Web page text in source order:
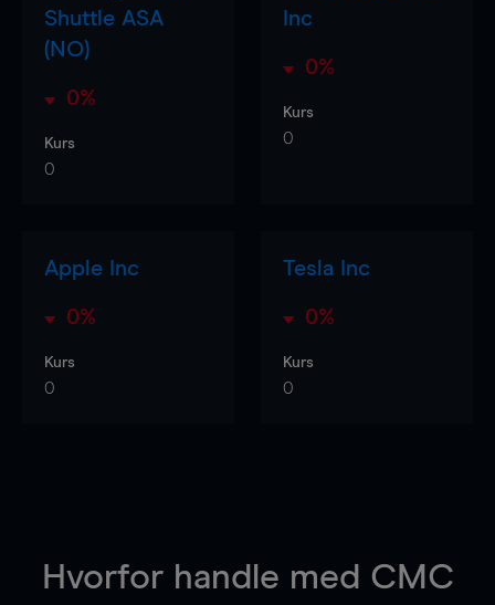
Shuttle ASA
(NO)
0%
Kurs
0
Inc
0%
Kurs
0
Apple Inc
0%
Kurs
0
Tesla Inc
0%
Kurs
0
Hvorfor handle med CMC